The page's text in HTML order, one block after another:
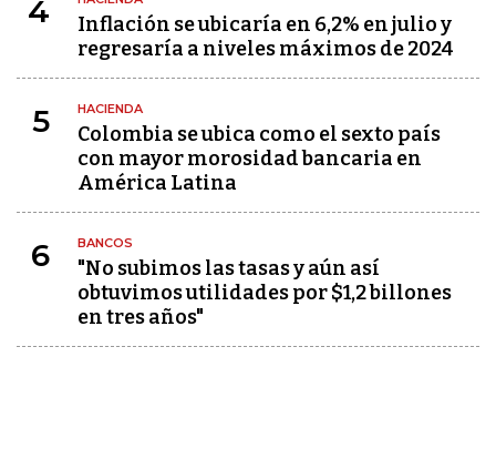
4
Inflación se ubicaría en 6,2% en julio y
regresaría a niveles máximos de 2024
5 HACIENDA
Colombia se ubica como el sexto país
con mayor morosidad bancaria en
América Latina
6 BANCOS
"No subimos las tasas y aún así
obtuvimos utilidades por $1,2 billones
en tres años"